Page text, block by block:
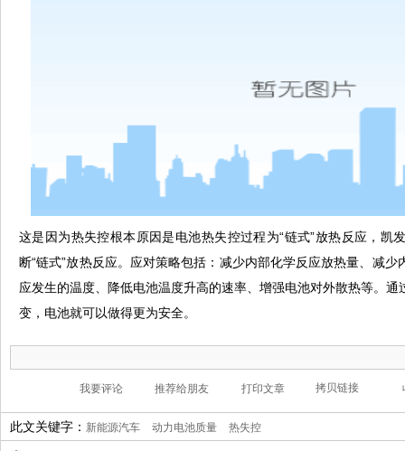
这是因为热失控根本原因是电池热失控过程为“链式”放热反应，凯
断“链式”放热反应。应对策略包括：减少内部化学反应放热量、减
应发生的温度、降低电池温度升高的速率、增强电池对外散热等。
变，电池就可以做得更为安全。
此文关键字： 新能源汽车 动力电池质量 热失控